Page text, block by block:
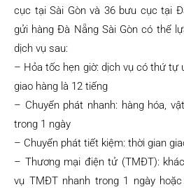
cục tại Sài Gòn và 36 bưu cục tại
gửi hàng Đà Nẵng Sài Gòn có thể
dịch vụ sau:
– Hỏa tốc hẹn giờ: dịch vụ có thứ tự
giao hàng là 12 tiếng
– Chuyển phát nhanh: hàng hóa,
trong 1 ngày
– Chuyển phát tiết kiệm: thời gian
– Thương mại điện tử (TMĐT):
vụ TMĐT nhanh trong 1 ngày